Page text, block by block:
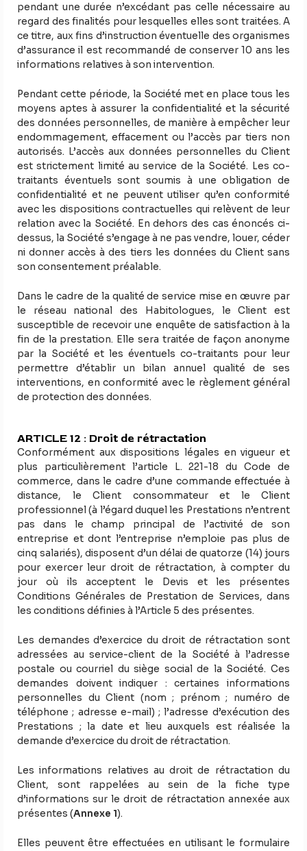
pendant une durée n’excédant pas celle nécessaire au
regard des finalités pour lesquelles elles sont traitées. A
ce titre, aux fins d’instruction éventuelle des organismes
d’assurance il est recommandé de conserver 10 ans les
informations relatives à son intervention.
Pendant cette période, la Société met en place tous les
moyens aptes à assurer la confidentialité et la sécurité
des données personnelles, de manière à empêcher leur
endommagement, effacement ou l’accès par tiers non
autorisés. L’accès aux données personnelles du Client
est strictement limité au service de la Société. Les co-
traitants éventuels sont soumis à une obligation de
confidentialité et ne peuvent utiliser qu’en conformité
avec les dispositions contractuelles qui relèvent de leur
relation avec la Société. En dehors des cas énoncés ci-
dessus, la Société s’engage à ne pas vendre, louer, céder
ni donner accès à des tiers les données du Client sans
son consentement préalable.
Dans le cadre de la qualité de service mise en œuvre par
le réseau national des Habitologues, le Client est
susceptible de recevoir une enquête de satisfaction à la
fin de la prestation. Elle sera traitée de façon anonyme
par la Société et les éventuels co-traitants pour leur
permettre d’établir un bilan annuel qualité de ses
interventions, en conformité avec le règlement général
de protection des données.
ARTICLE 12 : Droit de rétractation
Conformément aux dispositions légales en vigueur et
plus particulièrement l’article L. 221-18 du Code de
commerce, dans le cadre d’une commande effectuée à
distance, le Client consommateur et le Client
professionnel (à l’égard duquel les Prestations n’entrent
pas dans le champ principal de l’activité de son
entreprise et dont l’entreprise n’emploie pas plus de
cinq salariés), disposent d’un délai de quatorze (14) jours
pour exercer leur droit de rétractation, à compter du
jour où ils acceptent le Devis et les présentes
Conditions Générales de Prestation de Services, dans
les conditions définies à l’Article 5 des présentes.
Les demandes d’exercice du droit de rétractation sont
adressées au service-client de la Société à l’adresse
postale ou courriel du siège social de la Société. Ces
demandes doivent indiquer : certaines informations
personnelles du Client (nom ; prénom ; numéro de
téléphone ; adresse e-mail) ; l’adresse d’exécution des
Prestations ; la date et lieu auxquels est réalisée la
demande d’exercice du droit de rétractation.
Les informations relatives au droit de rétractation du
Client, sont rappelées au sein de la fiche type
d’informations sur le droit de rétractation annexée aux
présentes (Annexe 1).
Elles peuvent être effectuées en utilisant le formulaire